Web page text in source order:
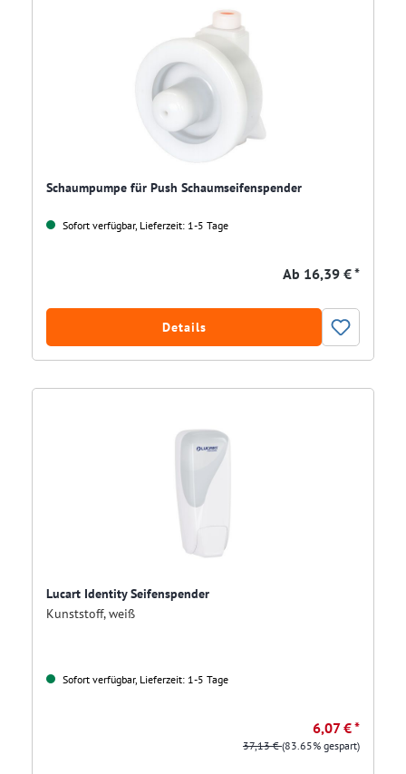
Schaumpumpe für Push Schaumseifenspender
Sofort verfügbar, Lieferzeit: 1-5 Tage
Ab 16,39 € *
Details
Lucart Identity Seifenspender
Kunststoff, weiß
Sofort verfügbar, Lieferzeit: 1-5 Tage
6,07 € *
37,13 €(83.65% gespart)